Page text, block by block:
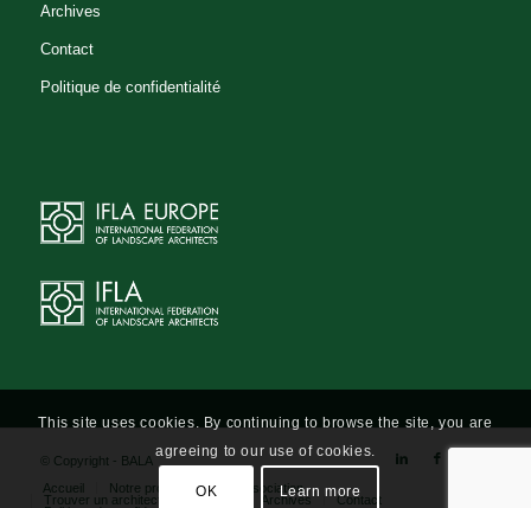
Archives
Contact
Politique de confidentialité
© Copyright - BALA
Accueil
Notre profession
L’association
Trouver un architecte-paysagiste
Archives
Contact
This site uses cookies. By continuing to browse the site, you are
agreeing to our use of cookies.
OK Learn more